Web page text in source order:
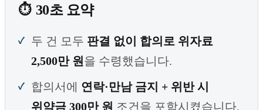
30초 요약
두 건 모두 판결 없이 합의로 위자료
2,500만 원 을 수령했습니다.
합의서에 연락·만남 금지 + 위반 시
위약금 300만 원 조건을 포함시켰습니다.